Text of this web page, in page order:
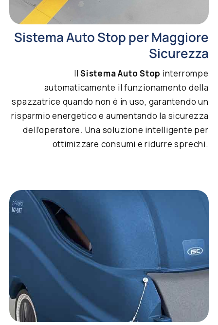
Sistema Auto Stop per Maggiore
Sicurezza
IlSistema Auto Stop interrompe
automaticamente il funzionamento della
spazzatrice quando non è in uso, garantendo un
risparmio energetico e aumentando la sicurezza
dell’operatore. Una soluzione intelligente per
ottimizzare consumi e ridurre sprechi.